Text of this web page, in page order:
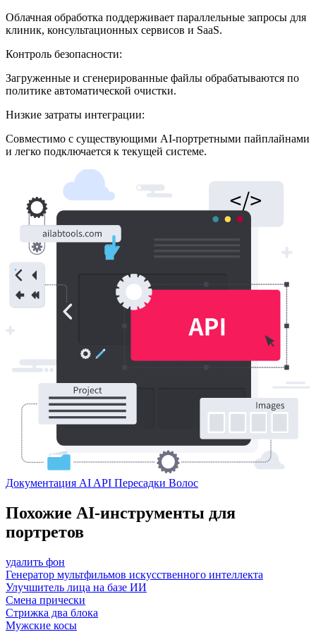
Облачная обработка поддерживает параллельные запросы для
клиник, консультационных сервисов и SaaS.
Контроль безопасности:
Загруженные и сгенерированные файлы обрабатываются по
политике автоматической очистки.
Низкие затраты интеграции:
Совместимо с существующими AI-портретными пайплайнами
и легко подключается к текущей системе.
Документация AI API Пересадки Волос
Похожие AI-инструменты для
портретов
удалить фон
Генератор мультфильмов искусственного интеллекта
Улучшитель лица на базе ИИ
Смена прически
Стрижка два блока
Мужские косы